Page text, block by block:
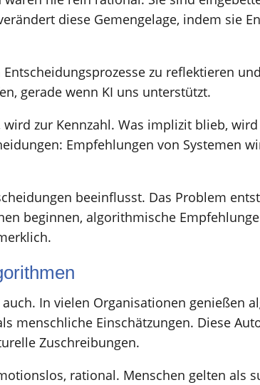
diese Gemengelage, indem sie
zu reflektieren
gerade wenn KI uns unterstützt.
wird zur Kennzahl. Was implizit blieb,
Empfehlungen von Systemen
beeinflusst. Das Problem
beginnen, algorithmische
In vielen Organisationen genießen
menschliche Einschätzungen. Diese
Zuschreibungen.
rational. Menschen gelten als